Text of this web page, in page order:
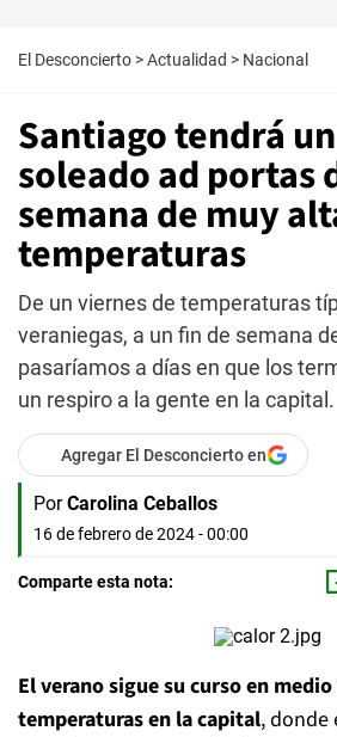
El Desconcierto >Actualidad > Nacional
Santiago tendrá
soleado ad portas
semana de muy
temperaturas
De un viernes de temperaturas
veraniegas, a un fin de semana
pasaríamos a días en que los
un respiro a la gente en la capital.
Agregar El Desconcierto en
Por Carolina Ceballos
16 de febrero de 2024 - 00:00
Comparte esta nota:
El verano sigue su curso en
temperaturas en la capital, donde